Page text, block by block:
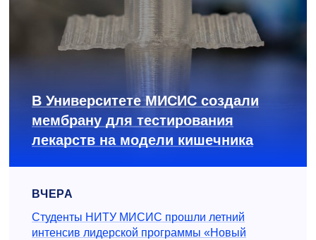
В Университете МИСИС создали
мембрану для тестирования
лекарств на модели кишечника
ВЧЕРА
Студенты НИТУ МИСИС прошли летний
интенсив лидерской программы «Новый